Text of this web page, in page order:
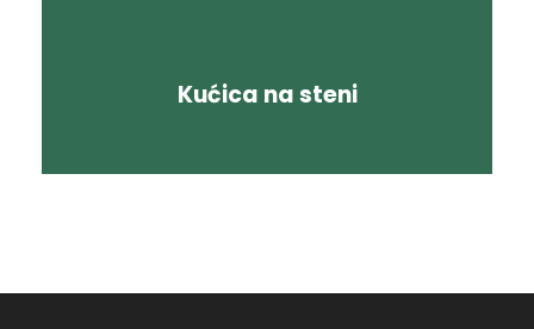
Kućica na steni